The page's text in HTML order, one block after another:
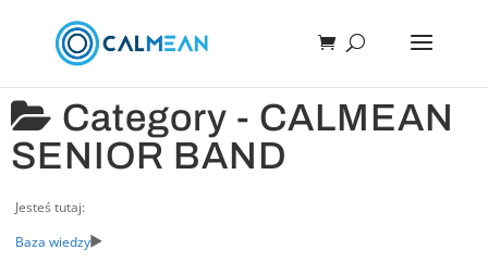
Category - CALMEAN
SENIOR BAND
Jesteś tutaj:
Baza wiedzy